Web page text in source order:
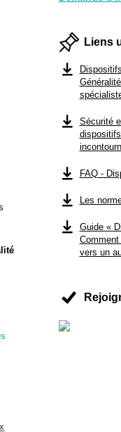
Liens
Sécurité
FAQ -
Les
Guide «
vers un